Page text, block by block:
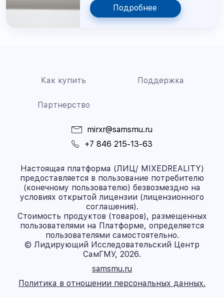
Подробнее
Как купить Поддержка
Партнерство
mirxr@samsmu.ru
+7 846 215-13-63
Настоящая платформа (ЛИЦ/ MIXEDREALITY)
предоставляется в пользование потребителю
(конечному пользователю) безвозмездно на
условиях открытой лицензии (лицензионного
соглашения).
Стоимость продуктов (товаров), размещенных
пользователями на Платформе, определяется
пользователями самостоятельно.
© Лидирующий Исследовательский Центр
СамГМУ, 2026.
samsmu.ru
Политика в отношении персональных данных.